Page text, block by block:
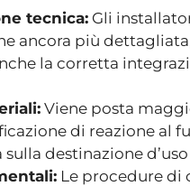
tecnica: Gli
ancora più
la corretta
Viene posta
di reazione al
destinazione
Le procedure di